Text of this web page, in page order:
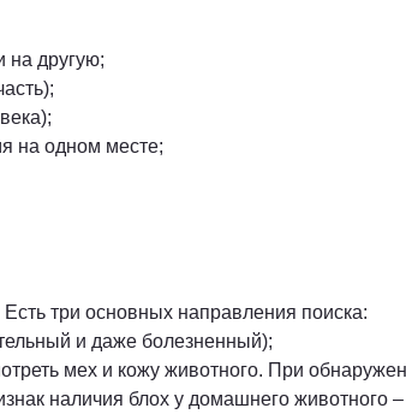
на другую;
на одном месте;
три основных направления поиска:
и даже болезненный);
мех и кожу животного. При
наличия блох у домашнего животного